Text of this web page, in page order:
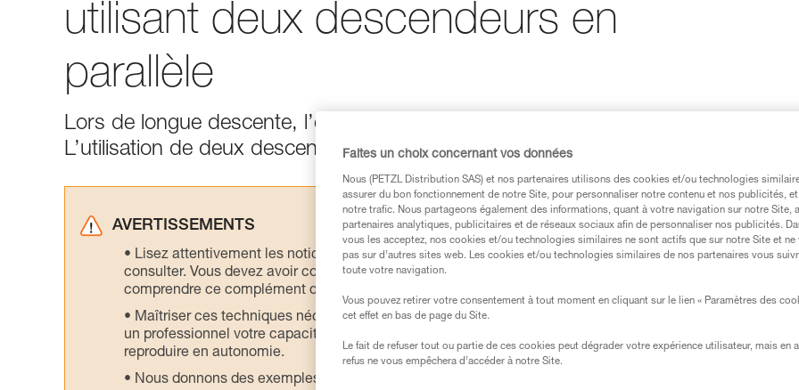
utilisant deux descendeurs en
parallèle
Lors de longue descente, l’élongation des cordes peut devenir problématique.
L’utilisation de deux descendeurs en parallèle permet de limiter cette élongation.
AVERTISSEMENTS
Lisez attentivement les notices techniques des produits utilisés dans ce conseil avant de le
consulter. Vous devez avoir compris les informations de la notice technique pour pouvoir
comprendre ce complément d’informations.
Maîtriser ces techniques nécessite une formation et un entraînement spécifique. Validez avec
un professionnel votre capacité à refaire la manipulation, seul, en toute sécurité, avant de la
reproduire en autonomie.
Nous donnons des exemples de techniques liées à votre activité. Il peut en exister d’autres que
Faites un choix concernant vos données
Nous (PETZL Distribution SAS) et nos partenaires utilisons des cookies et/ou technologies
assurer du bon fonctionnement de notre Site, pour personnaliser notre contenu et nos publicités,
notre trafic. Nous partageons également des informations, quant à votre navigation sur notre Site,
partenaires analytiques, publicitaires et de réseaux sociaux afin de personnaliser nos publicités.
vous les acceptez, nos cookies et/ou technologies similaires ne sont actifs que sur notre Site et ne
pas sur d’autres sites web. Les cookies et/ou technologies similaires de nos partenaires vous
toute votre navigation.
Vous pouvez retirer votre consentement à tout moment en cliquant sur le lien « Paramètres des
cet effet en bas de page du Site.
Le fait de refuser tout ou partie de ces cookies peut dégrader votre expérience utilisateur, mais en
refus ne vous empêchera d’accéder à notre Site.